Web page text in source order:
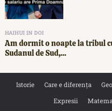
HAIHUI IN DOI
Am dormit o noapte la tribul
Sudanul de Sud,...
Istorie Care e diferența
Expresii